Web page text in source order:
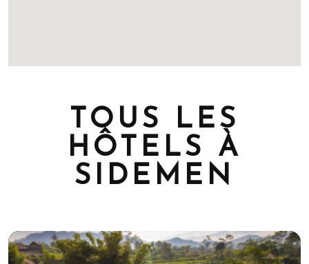
TOUS LES
HÔTELS À
SIDEMEN